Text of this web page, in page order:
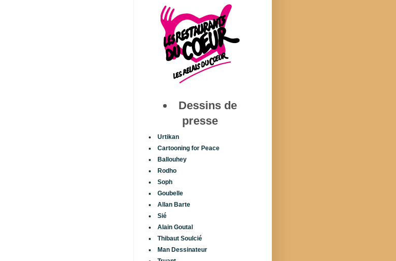
Dessins de
presse
Urtikan
Cartooning for Peace
Ballouhey
Rodho
Soph
Goubelle
Allan Barte
Sié
Alain Goutal
Thibaut Soulcié
Man Dessinateur